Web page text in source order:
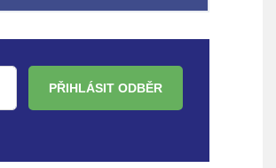
PŘIHLÁSIT ODBĚR